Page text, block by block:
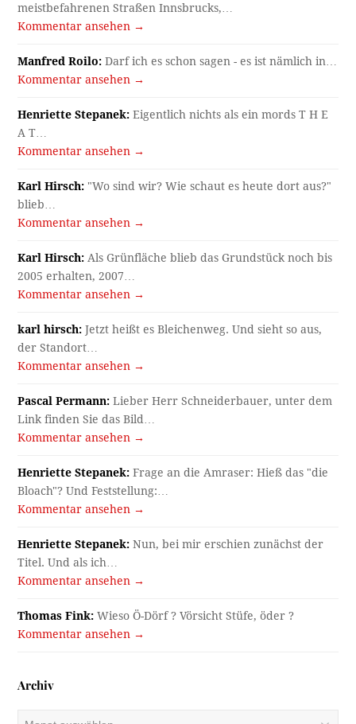
meistbefahrenen Straßen Innsbrucks,…
Kommentar ansehen →
Manfred Roilo: Darf ich es schon sagen - es ist nämlich in…
Kommentar ansehen →
Henriette Stepanek: Eigentlich nichts als ein mords T H E
A T…
Kommentar ansehen →
Karl Hirsch: "Wo sind wir? Wie schaut es heute dort aus?"
blieb…
Kommentar ansehen →
Karl Hirsch: Als Grünfläche blieb das Grundstück noch bis
2005 erhalten, 2007…
Kommentar ansehen →
karl hirsch: Jetzt heißt es Bleichenweg. Und sieht so aus,
der Standort…
Kommentar ansehen →
Pascal Permann: Lieber Herr Schneiderbauer, unter dem
Link finden Sie das Bild…
Kommentar ansehen →
Henriette Stepanek: Frage an die Amraser: Hieß das "die
Bloach"? Und Feststellung:…
Kommentar ansehen →
Henriette Stepanek: Nun, bei mir erschien zunächst der
Titel. Und als ich…
Kommentar ansehen →
Thomas Fink: Wieso Ö-Dörf ? Vörsicht Stüfe, öder ?
Kommentar ansehen →
Archiv